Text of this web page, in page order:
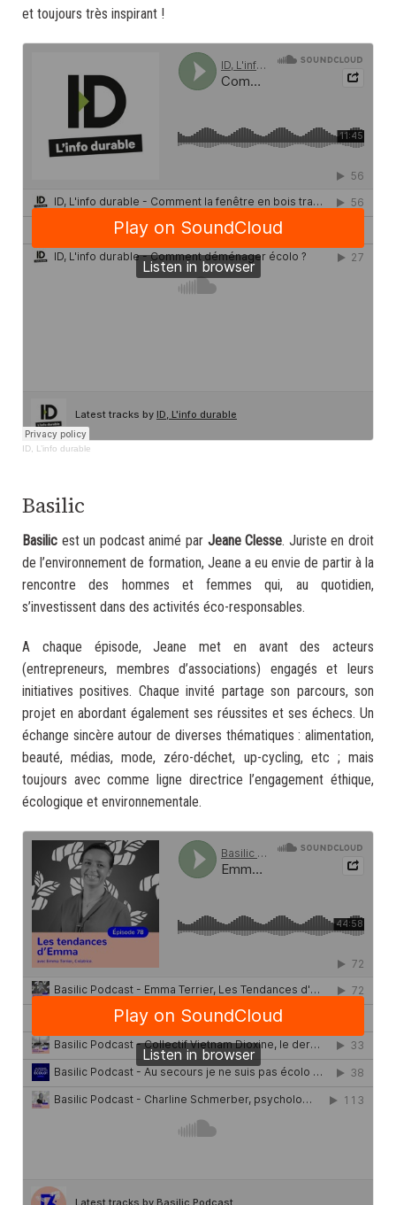
et toujours très inspirant !
ID, L’info durable
Basilic
Basilic est un podcast animé par Jeane Clesse. Juriste en droit
de l’environnement de formation, Jeane a eu envie de partir à la
rencontre des hommes et femmes qui, au quotidien,
s’investissent dans des activités éco-responsables.
A chaque épisode, Jeane met en avant des acteurs
(entrepreneurs, membres d’associations) engagés et leurs
initiatives positives. Chaque invité partage son parcours, son
projet en abordant également ses réussites et ses échecs. Un
échange sincère autour de diverses thématiques : alimentation,
beauté, médias, mode, zéro-déchet, up-cycling, etc ; mais
toujours avec comme ligne directrice l’engagement éthique,
écologique et environnementale.